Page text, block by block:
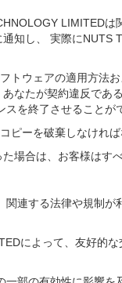
LIMITED
知し、 実際にNUTS
ウェアの適用方法
なたが契約違反であ
を終了させることが
ピーを破棄しなければ
場合は、お客様はす
連する法律や規制
によって、友好的